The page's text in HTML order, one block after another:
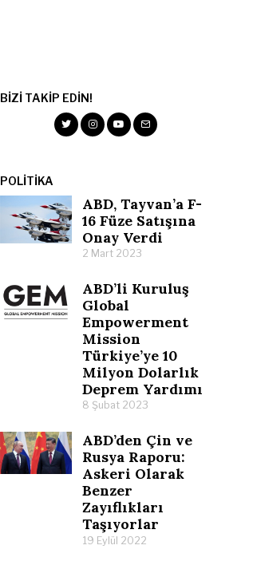
BIZI TAKIP EDIN!
POLITIKA
ABD, Tayvan’a F-
16 Füze Satışına
Onay Verdi
2 Mart 2023
ABD’li Kuruluş
Global
Empowerment
Mission
Türkiye’ye 10
Milyon Dolarlık
Deprem Yardımı
8 Şubat 2023
ABD’den Çin ve
Rusya Raporu:
Askeri Olarak
Benzer
Zayıflıkları
Taşıyorlar
19 Eylül 2022